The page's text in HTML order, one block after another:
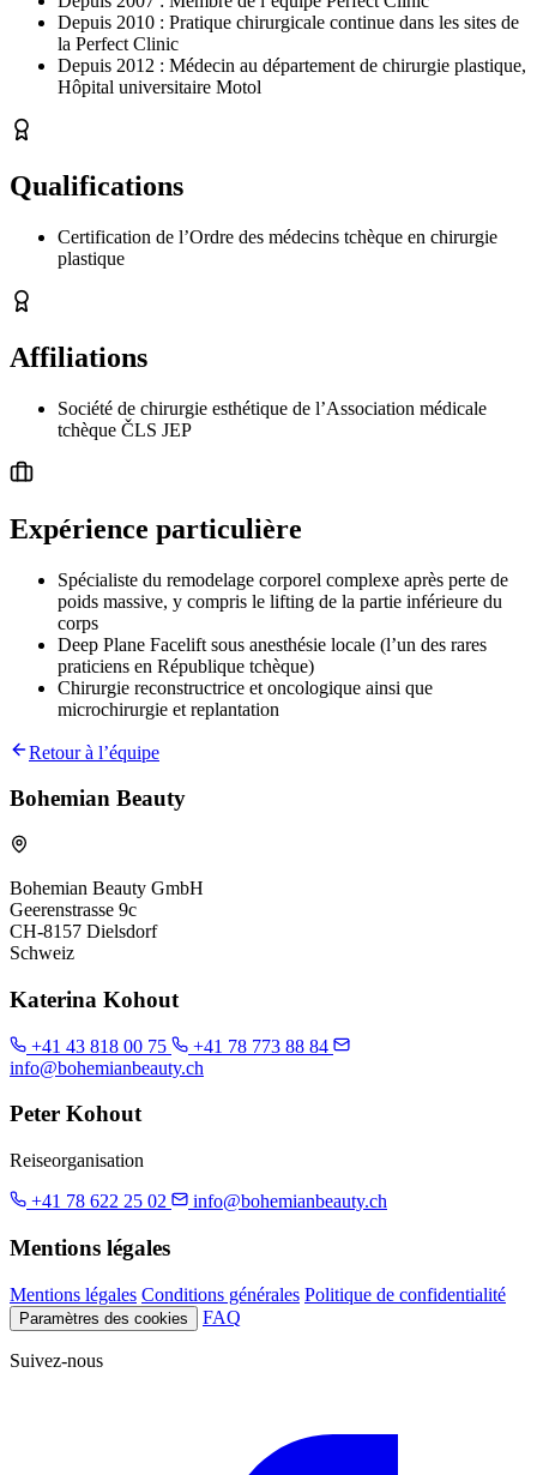
Depuis 2010 : Pratique chirurgicale continue dans les sites de
la Perfect Clinic
Depuis 2012 : Médecin au département de chirurgie plastique,
Hôpital universitaire Motol
Qualifications
Certification de l’Ordre des médecins tchèque en chirurgie
plastique
Affiliations
Société de chirurgie esthétique de l’Association médicale
tchèque ČLS JEP
Expérience particulière
Spécialiste du remodelage corporel complexe après perte de
poids massive, y compris le lifting de la partie inférieure du
corps
Deep Plane Facelift sous anesthésie locale (l’un des rares
praticiens en République tchèque)
Chirurgie reconstructrice et oncologique ainsi que
microchirurgie et replantation
Retour à l’équipe
Bohemian Beauty
Bohemian Beauty GmbH
Geerenstrasse 9c
CH-8157 Dielsdorf
Schweiz
Katerina Kohout
+41 43 818 00 75
+41 78 773 88 84
info@bohemianbeauty.ch
Peter Kohout
Reiseorganisation
+41 78 622 25 02
info@bohemianbeauty.ch
Mentions légales
Mentions légales Conditions générales Politique de confidentialité
Paramètres des cookies FAQ
Suivez-nous